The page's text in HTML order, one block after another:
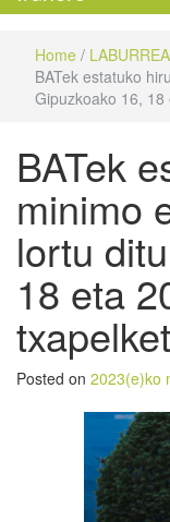
Home /
BATek estatuko
Gipuzkoako 16,
BATek
minimo
lortu
18 eta
Posted on 2023(e)ko